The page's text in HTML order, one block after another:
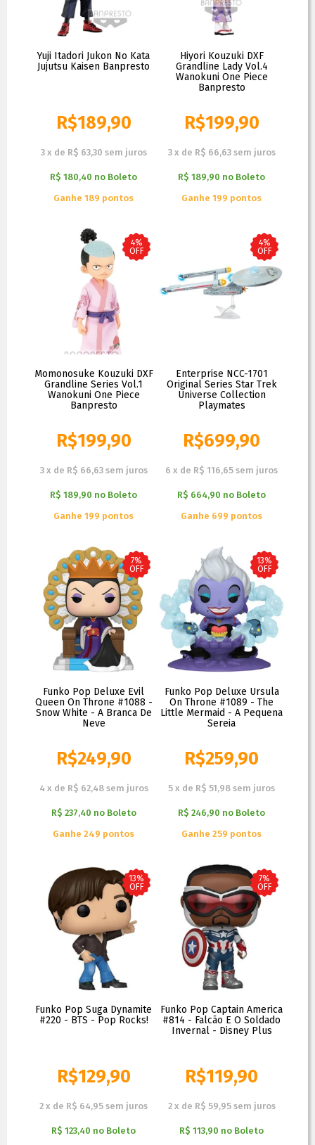
Yuji Itadori Jukon No Kata
Jujutsu Kaisen Banpresto
R$189,90
3 x de R$ 63,30 sem juros
R$ 180,40 no Boleto
Ganhe 189 pontos
Hiyori Kouzuki DXF
Grandline Lady Vol.4
Wanokuni One Piece
Banpresto
R$199,90
3 x de R$ 66,63 sem juros
R$ 189,90 no Boleto
Ganhe 199 pontos
4%
OFF
Momonosuke Kouzuki DXF
Grandline Series Vol.1
Wanokuni One Piece
Banpresto
R$199,90
3 x de R$ 66,63 sem juros
R$ 189,90 no Boleto
Ganhe 199 pontos
4%
OFF
Enterprise NCC-1701
Original Series Star Trek
Universe Collection
Playmates
R$699,90
6 x de R$ 116,65 sem juros
R$ 664,90 no Boleto
Ganhe 699 pontos
7%
OFF
Funko Pop Deluxe Evil
Queen On Throne #1088 -
Snow White - A Branca De
Neve
R$249,90
4 x de R$ 62,48 sem juros
R$ 237,40 no Boleto
Ganhe 249 pontos
13%
OFF
Funko Pop Deluxe Ursula
On Throne #1089 - The
Little Mermaid - A Pequena
Sereia
R$259,90
5 x de R$ 51,98 sem juros
R$ 246,90 no Boleto
Ganhe 259 pontos
13%
OFF
Funko Pop Suga Dynamite
#220 - BTS - Pop Rocks!
R$129,90
2 x de R$ 64,95 sem juros
R$ 123,40 no Boleto
7%
OFF
Funko Pop Captain America
#814 - Falcão E O Soldado
Invernal - Disney Plus
R$119,90
2 x de R$ 59,95 sem juros
R$ 113,90 no Boleto